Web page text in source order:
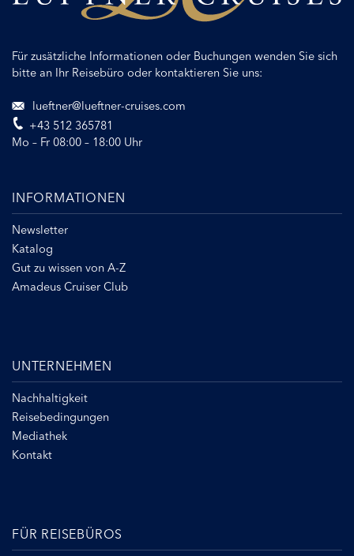
Für zusätzliche Informationen oder Buchungen wenden Sie sich
bitte an Ihr Reisebüro oder kontaktieren Sie uns:
lueftner@lueftner-cruises.com
+43 512 365781
Mo – Fr 08:00 – 18:00 Uhr
INFORMATIONEN
Newsletter
Katalog
Gut zu wissen von A-Z
Amadeus Cruiser Club
UNTERNEHMEN
Nachhaltigkeit
Reisebedingungen
Mediathek
Kontakt
FÜR REISEBÜROS